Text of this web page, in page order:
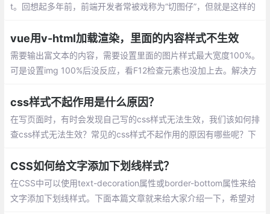
t。回想起多年前，前端开发者常被戏称为“切图仔”，但就是这样的
vue用v-html加载渲染，里面的内容样式不生效
需要输出富文本的内容，需要设置里面的图片样式最大宽度100%。
可是设置img 100%后没反应，看F12检查元素也没加上去。解决方
css样式不起作用是什么原因？
在写页面时，有时会发现自己写的css样式无法生效，我们该如何排
查css样式无法生效？常见的css样式不起作用的原因有哪些呢？下
CSS如何给文字添加下划线样式？
在CSS中可以使用text-decoration属性或border-bottom属性来给
文字添加下划线样式。下面本篇文章就来给大家介绍一下，希望对